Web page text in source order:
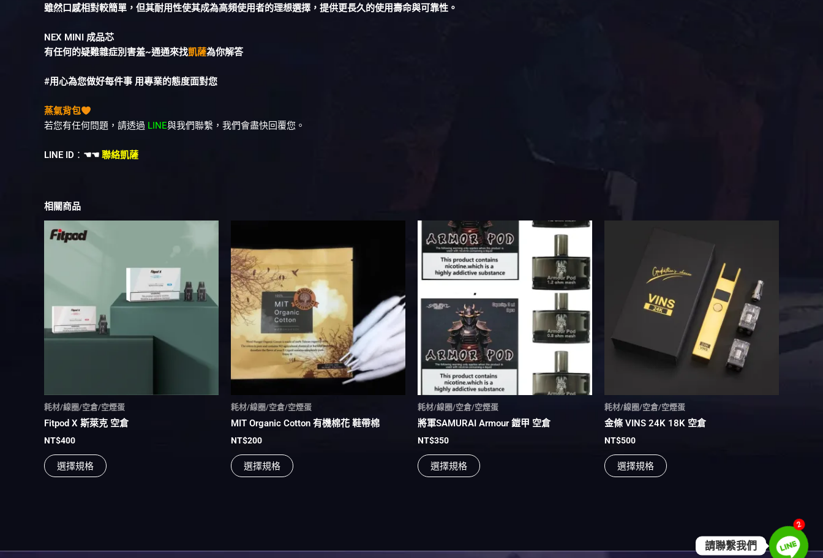
雖然口感相對較簡單，但其耐用性使其成為高頻使用者的理想選擇，提供更長久的使用壽命與可靠性。
NEX MINI 成品芯
有任何的疑難雜症別害羞~通通來找凱薩為你解答
#用心為您做好每件事 用專業的態度面對您
蒸氣背包
若您有任何問題，請透過 LINE與我們聯繫，我們會盡快回覆您。
LINE ID ： ☚☚ 聯絡凱薩
相關商品
耗材/線圈/空倉/空煙蛋
Fitpod X 斯萊克 空倉
NT$400
選擇規格
種
式。
頁
面
選
耗材/線圈/空倉/空煙蛋
MIT Organic Cotton 有機棉花 鞋帶棉
NT$200
選擇規格
有
多
種
款
式。
可
在
產
頁
面
選
耗材/線圈/空倉/空煙蛋
將軍SAMURAI Armour 鎧甲 空倉
NT$350
選擇規格
此
產
品
有
種
款
式。
可
在
產
品
頁
面
選
耗材/線圈/空倉/空煙蛋
金條 VINS 24K 18K 空倉
NT$500
選擇規格
有
種
款
在
頁
面
選
2
請聯繫我們